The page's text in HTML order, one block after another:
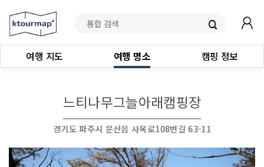
여행 지도 여행 명소 캠핑 정보
느티나무그늘아래캠핑장
경기도 파주시 문산읍 사목로108번길 63-11